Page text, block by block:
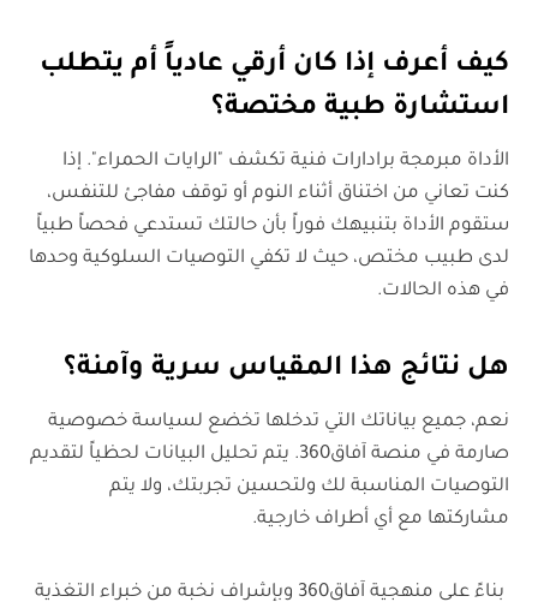
كيف أعرف إذا كان أرقي عادياً أم يتطلب
استشارة طبية مختصة؟
الأداة مبرمجة برادارات فنية تكشف "الرايات الحمراء". إذا
كنت تعاني من اختناق أثناء النوم أو توقف مفاجئ للتنفس،
ستقوم الأداة بتنبيهك فوراً بأن حالتك تستدعي فحصاً طبياً
لدى طبيب مختص، حيث لا تكفي التوصيات السلوكية وحدها
في هذه الحالات.
هل نتائج هذا المقياس سرية وآمنة؟
نعم، جميع بياناتك التي تدخلها تخضع لسياسة خصوصية
صارمة في منصة آفاق360. يتم تحليل البيانات لحظياً لتقديم
التوصيات المناسبة لك ولتحسين تجربتك، ولا يتم
مشاركتها مع أي أطراف خارجية.
بناءً على منهجية آفاق360 وبإشراف نخبة من خبراء التغذية